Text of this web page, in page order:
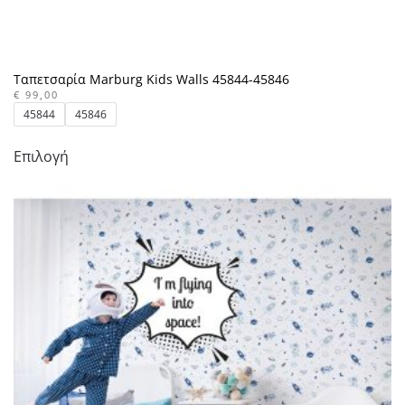
Ταπετσαρία Marburg Kids Walls 45844-45846
€ 99,00
45844 45846
Επιλογή
έχει
πολλαπλές
παραλλαγές.
Οι
επιλογές
μπορούν
να
επιλεγούν
στη